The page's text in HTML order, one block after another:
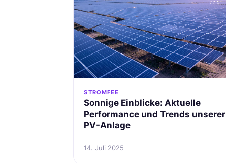
STROMFEE
Sonnige Einblicke: Aktuelle
Performance und Trends unserer
PV-Anlage
14. Juli 2025